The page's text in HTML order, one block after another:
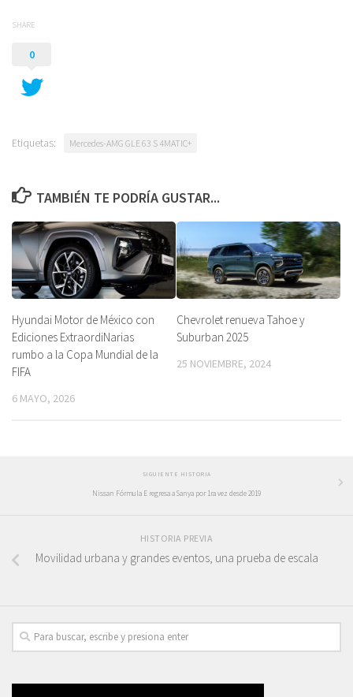
SHARE
0
Etiquetas: Mercedes-AMG GLE 63 S 4MATIC+
TAMBIÉN TE PODRÍA GUSTAR...
Hyundai Motor de México con
Ediciones ExtraordiNarias
rumbo a la Copa Mundial de la
FIFA
6 MAYO, 2026
Chevrolet renueva Tahoe y
Suburban 2025
25 NOVIEMBRE, 2024
SIGUIENTE HISTORIA
Nissan Fórmula E regresa a Sanya por 1ra vez desde 2019
HISTORIA PREVIA
Movilidad urbana y grandes eventos, una prueba de escala